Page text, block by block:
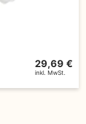
29,69 €
inkl. MwSt.